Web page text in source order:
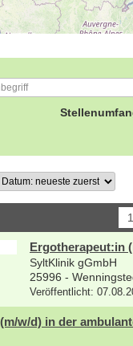
1
Ergotherapeut:in
SyltKlinik gGmbH
25996 -
Veröffentlicht:
w/d) in der